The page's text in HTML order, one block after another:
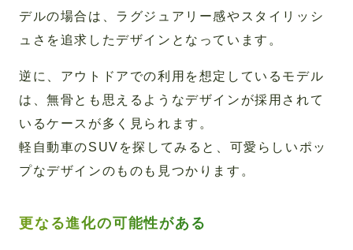
デルの場合は、ラグジュアリー感やスタイリッシ
ュさを追求したデザインとなっています。
逆に、アウトドアでの利用を想定しているモデル
は、無骨とも思えるようなデザインが採用されて
いるケースが多く見られます。
軽自動車のSUVを探してみると、可愛らしいポッ
プなデザインのものも見つかります。
更なる進化の可能性がある